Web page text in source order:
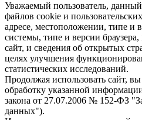
Уважаемый пользователь,
файлов cookie и
адресе, местоположении, типе и
системы, типе и версии
сайт, и сведения об открытых
целях улучшения
статистических исследований.
Продолжая использовать сайт, вы
обработку указанной
закона от 27.07.2006 № 152-ФЗ
данных").